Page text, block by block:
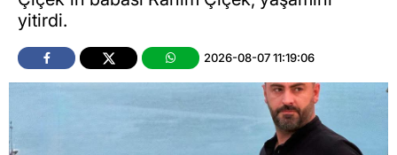
yitirdi.
2026-08-07 11:19:06